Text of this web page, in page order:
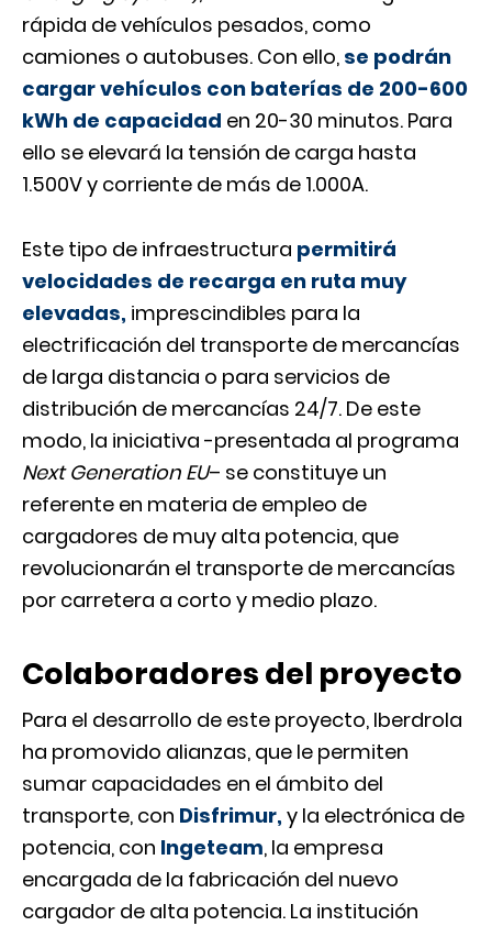
rápida de vehículos pesados, como
camiones o autobuses. Con ello, se podrán
cargar vehículos con baterías de 200-600
kWh de capacidad en 20-30 minutos. Para
ello se elevará la tensión de carga hasta
1.500V y corriente de más de 1.000A.
Este tipo de infraestructura permitirá
velocidades de recarga en ruta muy
elevadas, imprescindibles para la
electrificación del transporte de mercancías
de larga distancia o para servicios de
distribución de mercancías 24/7. De este
modo, la iniciativa -presentada al programa
Next Generation EU– se constituye un
referente en materia de empleo de
cargadores de muy alta potencia, que
revolucionarán el transporte de mercancías
por carretera a corto y medio plazo.
Colaboradores del proyecto
Para el desarrollo de este proyecto, Iberdrola
ha promovido alianzas, que le permiten
sumar capacidades en el ámbito del
transporte, con Disfrimur, y la electrónica de
potencia, con Ingeteam, la empresa
encargada de la fabricación del nuevo
cargador de alta potencia. La institución